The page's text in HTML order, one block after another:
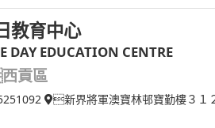
教育中心
DAY EDUCATION CENTRE
貢區
新界將軍澳寶林邨寶勤樓３１